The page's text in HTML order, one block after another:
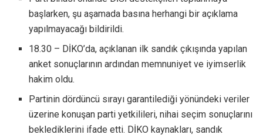
başlarken, şu aşamada basına herhangi bir açıklama
yapılmayacağı bildirildi.
18.30 – DİKO’da, açıklanan ilk sandık çıkışında yapılan
anket sonuçlarının ardından memnuniyet ve iyimserlik
hakim oldu.
Partinin dördüncü sırayı garantilediği yönündeki veriler
üzerine konuşan parti yetkilileri, nihai seçim sonuçlarını
beklediklerini ifade etti. DİKO kaynakları, sandık